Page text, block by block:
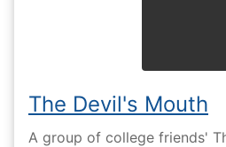
The Devil's Mouth
A group of college friends'